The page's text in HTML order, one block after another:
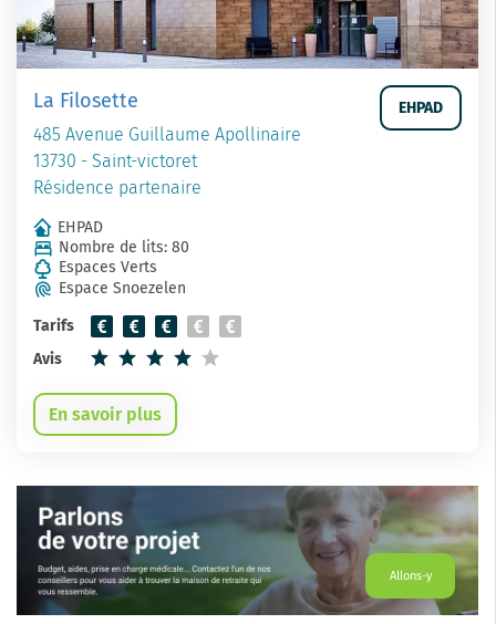
La Filosette
485 Avenue Guillaume Apollinaire
13730 - Saint-victoret
Résidence partenaire
EHPAD
EHPAD
Nombre de lits: 80
Espaces Verts
Espace Snoezelen
Tarifs
Avis
En savoir plus
Allons-y